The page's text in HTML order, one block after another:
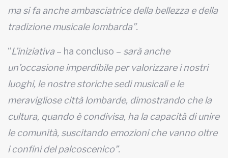
ma si fa anche ambasciatrice della bellezza e della
tradizione musicale lombarda”.
“L’iniziativa– ha concluso – sarà anche
un’occasione imperdibile per valorizzare i nostri
luoghi, le nostre storiche sedi musicali e le
meravigliose città lombarde, dimostrando che la
cultura, quando è condivisa, ha la capacità di unire
le comunità, suscitando emozioni che vanno oltre
i confini del palcoscenico”.